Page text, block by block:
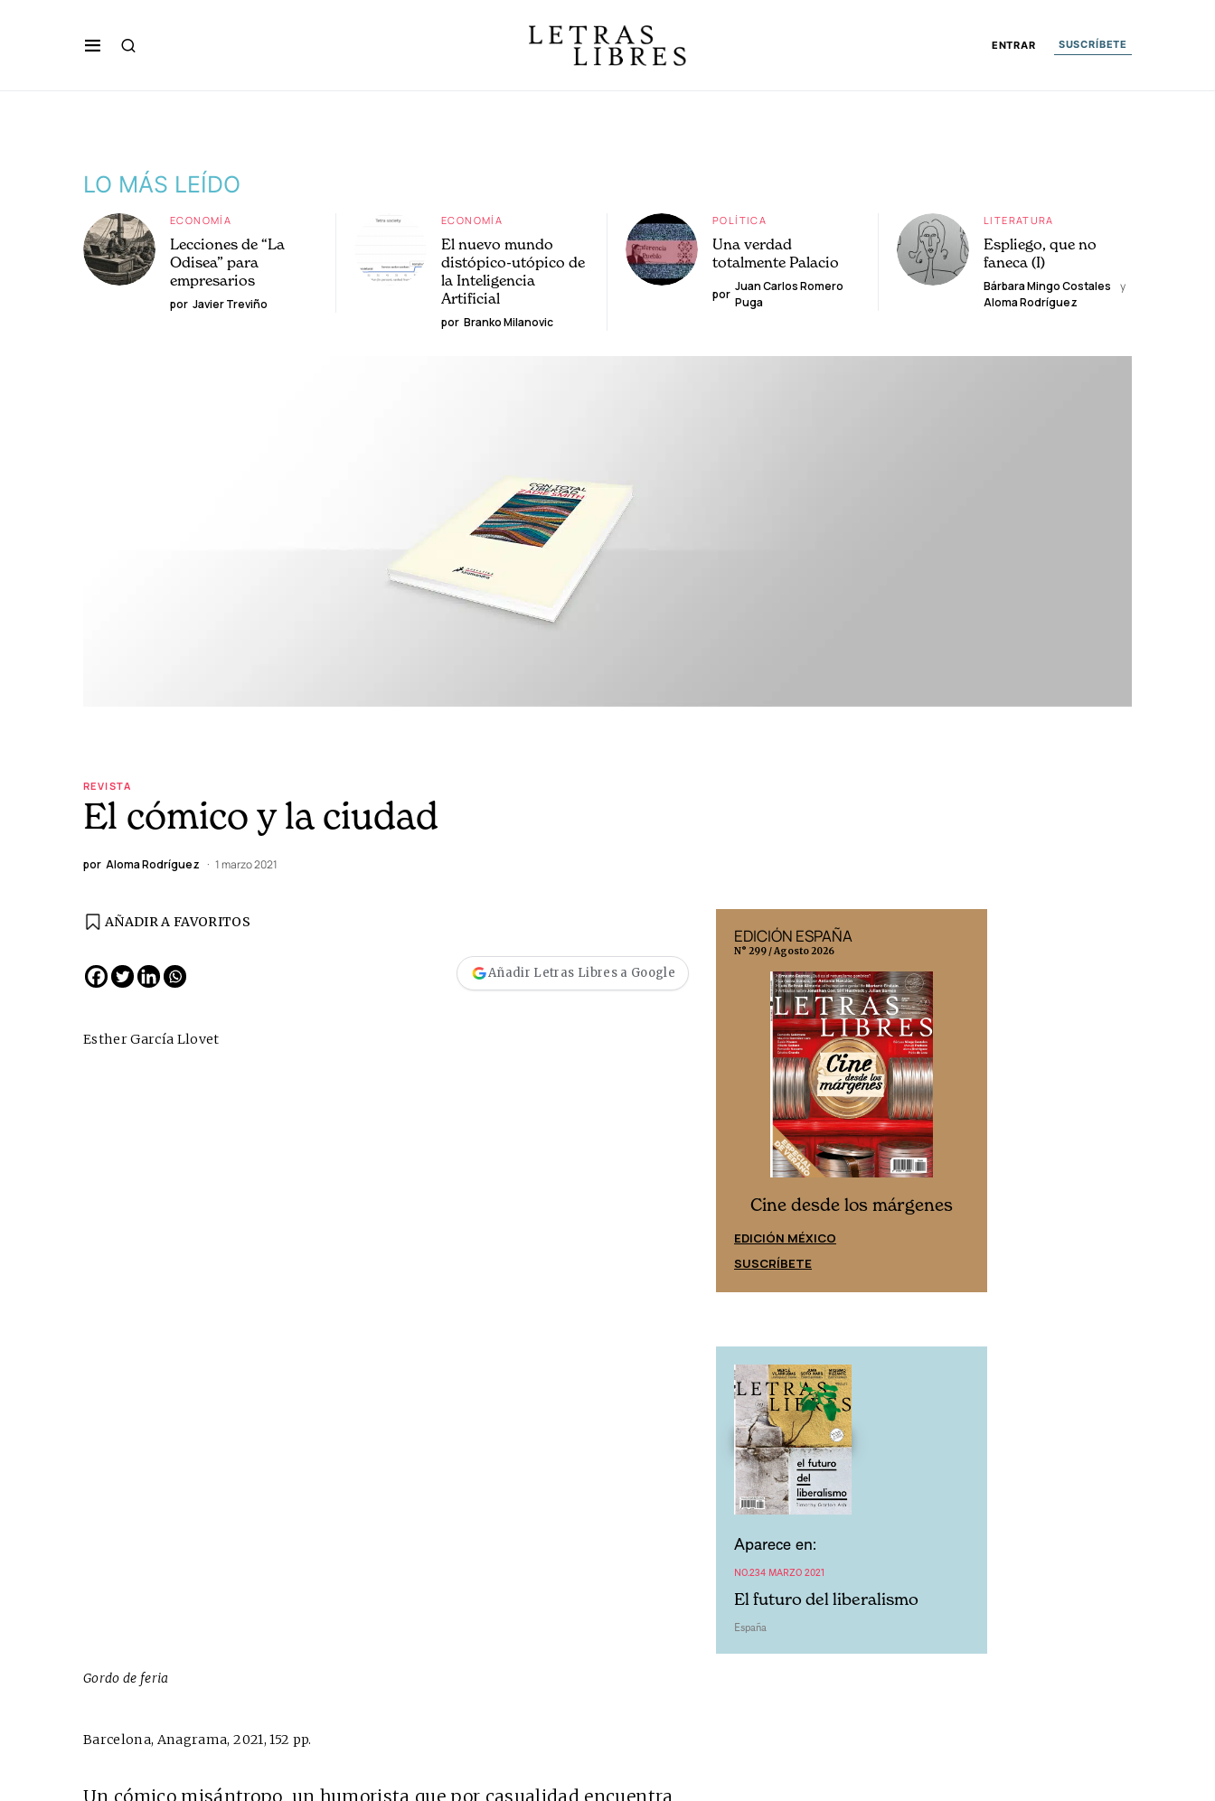
ENTRAR SUSCRÍBETE
LO MÁS LEÍDO
ECONOMÍA
Lecciones de “La
Odisea” para
empresarios
por Javier Treviño
ECONOMÍA
El nuevo mundo
distópico-utópico de
la Inteligencia
Artificial
por Branko Milanovic
POLÍTICA
Una verdad
totalmente Palacio
por
Juan Carlos Romero
Puga
LITERATURA
Espliego, que no
faneca (I)
Bárbara Mingo Costales
y
Aloma Rodríguez
REVISTA
El cómico y la ciudad
por Aloma Rodríguez 1 marzo 2021
AÑADIR A FAVORITOS
Añadir Letras Libres a Google
Esther García Llovet
Gordo de feria
Barcelona, Anagrama, 2021, 152 pp.
Un cómico misántropo, un humorista que por casualidad encuentra
EDICIÓN ESPAÑA
N° 299 / Agosto 2026
Cine desde los márgenes
EDICIÓN MÉXICO
SUSCRÍBETE
Aparece en:
NO.234 MARZO 2021
El futuro del liberalismo
España